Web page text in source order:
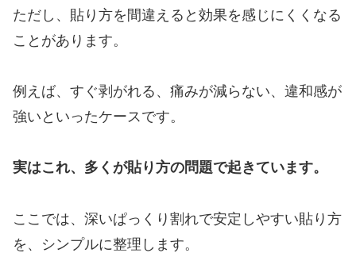
ただし、貼り方を間違えると効果を感じにくくなる
ことがあります。
例えば、すぐ剥がれる、痛みが減らない、違和感が
強いといったケースです。
実はこれ、多くが貼り方の問題で起きています。
ここでは、深いぱっくり割れで安定しやすい貼り方
を、シンプルに整理します。